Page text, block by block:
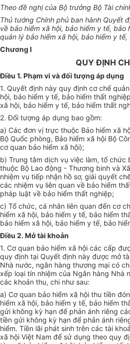
Theo đề nghị của Bộ trưởng Bộ Tài
Thủ tướng Chính phủ ban hành Quyết
về bảo hiểm xã hội, bảo hiểm y tế,
quản lý bảo hiểm xã hội, bảo hiểm y tế,
Chương I
QUY ĐỊNH
Điều 1. Phạm vi và đối tượng áp dụng
1. Quyết định này quy định cơ chế
hội, bảo hiểm y tế, bảo hiểm thất
xã hội, bảo hiểm y tế, bảo hiểm thất
2. Đối tượng áp dụng bao gồm:
a) Các đơn vị trực thuộc Bảo hiểm xã
Bộ Quốc phòng, Bảo hiểm xã hội Bộ
cơ quan bảo hiểm xã hội);
b) Trung tâm dịch vụ việc làm, tổ chức
thuộc Bộ Lao động - Thương binh và
nhiệm vụ tiếp nhận hồ sơ, giải quyết
các nhiệm vụ liên quan về bảo hiểm
pháp luật về bảo hiểm thất nghiệp;
c) Tổ chức, cá nhân liên quan đến cơ
hiểm xã hội, bảo hiểm y tế, bảo hiểm
bảo hiểm xã hội, bảo hiểm y tế, bảo
Điều 2. Mở tài khoản
1. Cơ quan bảo hiểm xã hội các cấp
quy định tại Quyết định này được mở
Nhà nước, ngân hàng thương mại có
xếp loại tín nhiệm của Ngân hàng Nhà
các khoản thu, chi như sau:
a) Cơ quan bảo hiểm xã hội thu tiền
hiểm xã hội, bảo hiểm y tế, bảo hiểm
gửi không kỳ hạn để phản ánh riêng
tiền gửi không kỳ hạn để phản ánh
hiểm. Tiền lãi phát sinh trên các tài
xã hội Việt Nam để sử dụng theo quy